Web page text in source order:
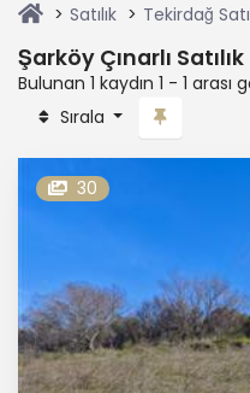
Satılık Tekirdağ
Şarköy Çınarlı Satılık
Bulunan 1 kaydın 1 - 1 arası
Sırala
30